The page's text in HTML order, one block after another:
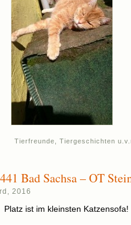
Tierfreunde ,Tiergeschichten
Bad Sachsa – OT
2016
Platz ist im kleinsten Katzensofa!